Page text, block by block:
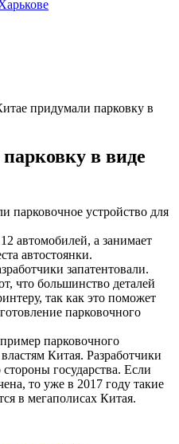
придумали парковку в
в виде
парковочное устройство для
автомобилей, а занимает
автостоянки.
запатентовали.
что большинство деталей
так как это поможет
парковочного
парковочного
Китая. Разработчики
государства. Если
то уже в 2017 году такие
в мегаполисах Китая.